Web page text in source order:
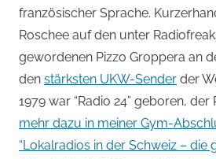
französischer Sprache.
Roschee auf den unter
gewordenen Pizzo Groppera an
den stärksten UKW-Sender der
1979 war “Radio 24” geboren, der
mehr dazu in meiner Gym-
“Lokalradios in der Schweiz – die